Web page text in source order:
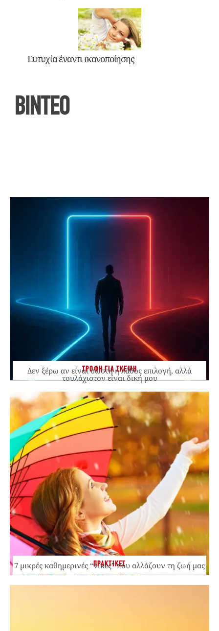
Ευτυχία έναντι ικανοποίησης
ΒΙΝΤΕΟ
ΤΡΟΦΗ ΓΙΑ ΣΚΕΨΗ
Δεν ξέρω αν είναι σωστή ή λάθος επιλογή, αλλά
τουλάχιστον είναι δική μου
ΠΡΑΚΤΙΚΕΣ
7 μικρές καθημερινές “νίκες” που αλλάζουν τη ζωή μας